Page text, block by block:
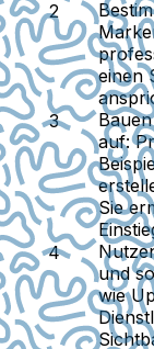
einen
auf:
Sie
und
wie